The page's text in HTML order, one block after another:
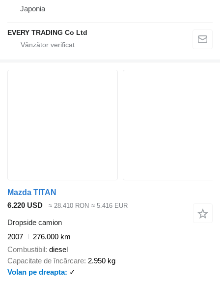
Japonia
EVERY TRADING Co Ltd
Mazda TITAN
6.220 USD
≈ 28.410 RON ≈ 5.416 EUR
Dropside camion
2007
276.000 km
Combustibil diesel
Capacitate de încărcare 2.950 kg
Volan pe dreapta
✓